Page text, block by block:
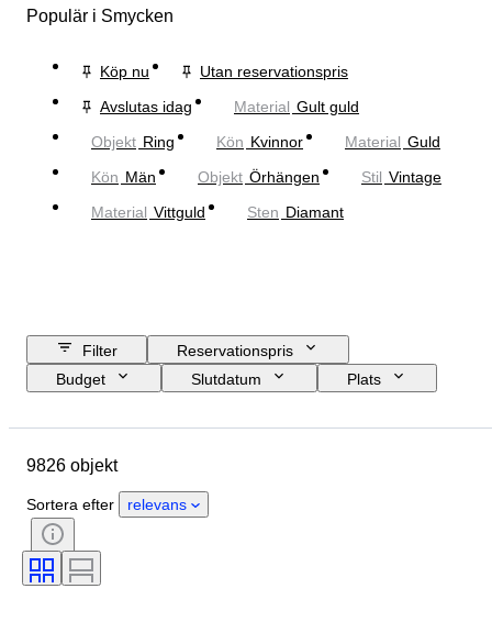
Populär i Smycken
Köp nu
Utan reservationspris
Avslutas idag
Material Gult guld
Objekt Ring Kön Kvinnor Material Guld
Kön Män Objekt Örhängen Stil Vintage
Material Vittguld Sten Diamant
Filter
Reservationspris
Budget
Slutdatum
Plats
Kön
Certifiering
Slipning
Klarhet
Exakt färg
Ädelstenens transparens
9826 objekt
Sortera efter relevans